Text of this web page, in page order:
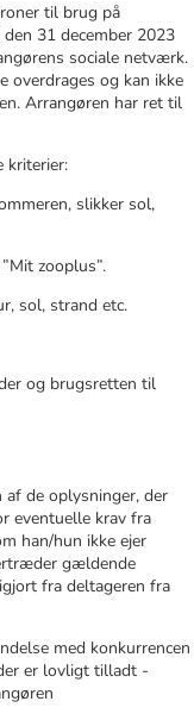
til brug på
31 december 2023
sociale netværk.
overdrages og kan ikke
Arrangøren har ret til
kriterier:
slikker sol,
zooplus”.
sol, strand etc.
og brugsretten til
af de oplysninger, der
eventuelle krav fra
han/hun ikke ejer
gældende
fra deltageren fra
med konkurrencen
er lovligt tilladt -